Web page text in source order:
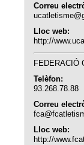
Correu
Lloc web:
http://
FEDERACIÓ
Telèfon:
93.268.78.88
Correu
Lloc web:
http://